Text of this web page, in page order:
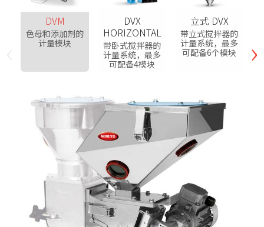
DVM
色母和添加剂的
计量模块
DVX
HORIZONTAL
带卧式搅拌器的
计量系统，最多
可配备4模块
立式 DVX
带立式搅拌器的
计量系统，最多
可配备6个模块
›